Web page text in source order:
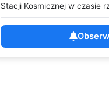
Stacji Kosmicznej w czasie